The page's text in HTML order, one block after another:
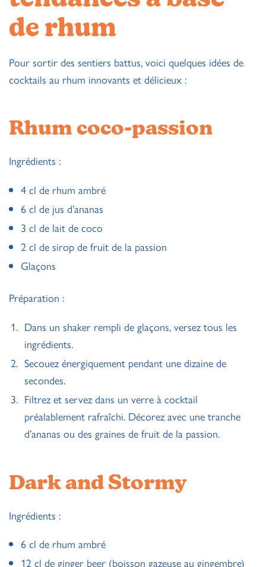
de rhum
Pour sortir des sentiers battus, voici quelques idées de
cocktails au rhum innovants et délicieux :
Rhum coco-passion
Ingrédients :
4 cl de rhum ambré
6 cl de jus d’ananas
3 cl de lait de coco
2 cl de sirop de fruit de la passion
Glaçons
Préparation :
Dans un shaker rempli de glaçons, versez tous les
ingrédients.
Secouez énergiquement pendant une dizaine de
secondes.
Filtrez et servez dans un verre à cocktail
préalablement rafraîchi. Décorez avec une tranche
d’ananas ou des graines de fruit de la passion.
Dark and Stormy
Ingrédients :
6 cl de rhum ambré
12 cl de ginger beer (boisson gazeuse au gingembre)